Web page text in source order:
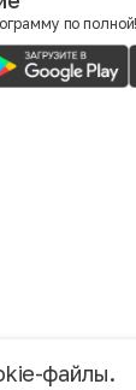
файлы.
по полной!